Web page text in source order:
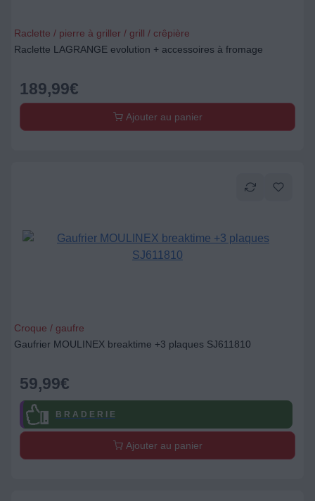
Raclette / pierre à griller / grill / crêpière
Raclette LAGRANGE evolution + accessoires à fromage
189,99€
Ajouter au panier
Croque / gaufre
Gaufrier MOULINEX breaktime +3 plaques SJ611810
59,99€
B R A D E R I E
Ajouter au panier